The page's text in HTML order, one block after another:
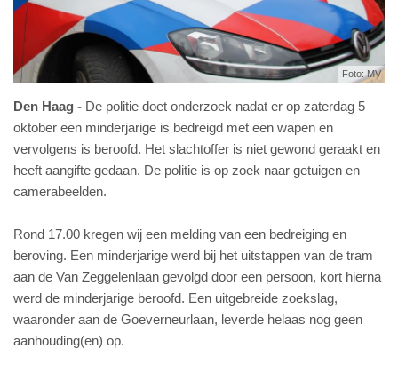
Foto: MV
Den Haag
De politie doet onderzoek nadat er op zaterdag 5
oktober een minderjarige is bedreigd met een wapen en
vervolgens is beroofd. Het slachtoffer is niet gewond geraakt en
heeft aangifte gedaan. De politie is op zoek naar getuigen en
camerabeelden.
Rond 17.00 kregen wij een melding van een bedreiging en
beroving. Een minderjarige werd bij het uitstappen van de tram
aan de Van Zeggelenlaan gevolgd door een persoon, kort hierna
werd de minderjarige beroofd. Een uitgebreide zoekslag,
waaronder aan de Goeverneurlaan, leverde helaas nog geen
aanhouding(en) op.